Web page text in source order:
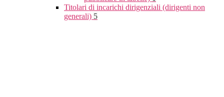
Titolari di incarichi dirigenziali (dirigenti non
generali) 5